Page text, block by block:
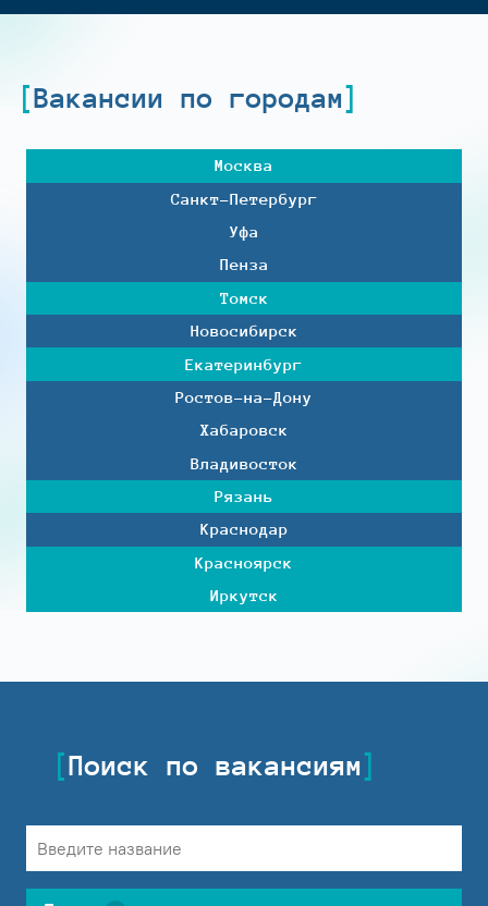
Вакансии по городам
Москва
Санкт-Петербург
Уфа
Пенза
Томск
Новосибирск
Екатеринбург
Ростов-на-Дону
Хабаровск
Владивосток
Рязань
Краснодар
Красноярск
Иркутск
Поиск по вакансиям